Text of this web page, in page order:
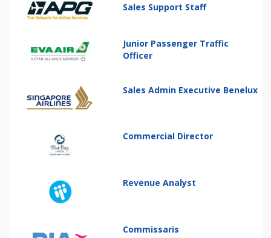
Sales Support Staff
Junior Passenger Traffic
Officer
Sales Admin Executive Benelux
Commercial Director
Revenue Analyst
Commissaris